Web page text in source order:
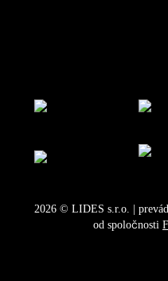
2026 © LIDES s.r.o. |
od spoločnosti